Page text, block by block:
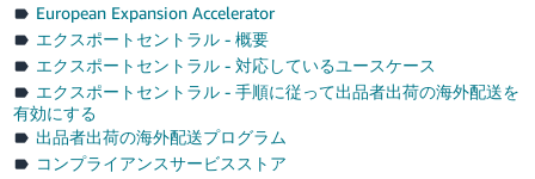
European Expansion Accelerator
エクスポートセントラル - 概要
エクスポートセントラル - 対応しているユースケース
エクスポートセントラル - 手順に従って出品者出荷の海外配送を
有効にする
出品者出荷の海外配送プログラム
コンプライアンスサービスストア